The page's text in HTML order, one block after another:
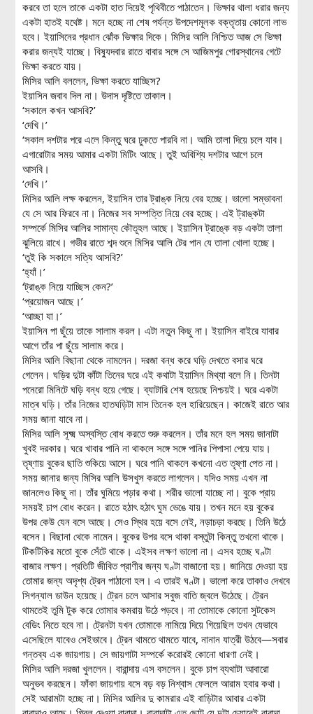
করবে তা হলে তাকে একটা হাত দিয়েই পৃথিবীতে পাঠাতেন। ভিক্ষার থালা ধরার জন্য
একটা হাতই যথেষ্ট। মনে হচ্ছে না শেষ পর্যন্ত উপদেশমূলক বক্তৃতায় কোনো লাভ
হবে। ইয়াসিনের প্রধান ঝোঁক ভিক্ষার দিকে। মিসির আলি নিশ্চিত আজ সে ভিক্ষা
করার জন্যই যাচ্ছে। বিষ্যুদবার রাতে বাবার সঙ্গে সে আজিমপুর গোরস্থানের গেটে
ভিক্ষা করতে যায়।
মিসির আলি বললেন, ভিক্ষা করতে যাচ্ছিস?
ইয়াসিন জবাব দিল না। উদাস দৃষ্টিতে তাকাল।
‘সকালে কখন আসবি?’
‘দেখি।’
‘সকাল দশটার পরে এলে কিন্তু ঘরে ঢুকতে পারবি না। আমি তালা দিয়ে চলে যাব।
এগারোটার সময় আমার একটা মিটিং আছে। তুই অবিশ্যি দশটার আগে চলে
আসবি।
‘দেখি।’
মিসির আলি লক্ষ করলেন, ইয়াসিন তার ট্রাঙ্ক নিয়ে বের হচ্ছে। ভালো সম্ভাবনা
যে সে আর ফিরবে না। নিজের সব সম্পত্তি নিয়ে বের হচ্ছে। এই ট্রাঙ্কটা
সম্পর্কে মিসির আলির সামান্য কৌতূহল আছে। ইয়াসিন ট্রাঙ্কে বড় একটা তালা
ঝুলিয়ে রাখে। গভীর রাতে শব্দ শুনে মিসির আলি টের পান যে তালা খোলা হচ্ছে।
‘তুই কি সকালে সত্যি আসবি?’
‘হ্যাঁ।’
‘ট্রাঙ্ক নিয়ে যাচ্ছিস কেন?’
‘প্রয়োজন আছে।’
‘আচ্ছা যা।’
ইয়াসিন পা ছুঁয়ে তাকে সালাম করল। এটা নতুন কিছু না। ইয়াসিন বাইরে যাবার
আগে তাঁর পা ছুঁয়ে সালাম করে।
মিসির আলি বিছানা থেকে নামলেন। দরজা বন্ধ করে ঘড়ি দেখতে বসার ঘরে
গেলেন। ঘড়ির দুটা কাঁটা তিনের ঘরে এই কথাটা ইয়াসিন মিথ্যা বলে নি। তিনটা
পনেরো মিনিটে ঘড়ি বন্ধ হয়ে গেছে। ব্যাটারি শেষ হয়েছে নিশ্চয়ই। ঘরে একটা
মাত্ৰ ঘড়ি। তাঁর নিজের হাতঘড়িটা মাস তিনেক হল হারিয়েছেন। কাজেই রাতে আর
সময় জানা যাবে না।
মিসির আলি সূক্ষ্ম অস্বস্তি বোধ করতে শুরু করলেন। তাঁর মনে হল সময় জানাটা
খুবই দরকার। ঘরে খাবার পানি না থাকলে সঙ্গে সঙ্গে পানির পিপাসা পেয়ে যায়।
তৃষ্ণায় বুকের ছাতি শুকিয়ে আসে। ঘরে পানি থাকলে কখনো এত তৃষ্ণা পেত না।
সময় জানার জন্য মিসির আলি উসখুস করতে লাগলেন। যদিও সময় এখন না
জানলেও কিছু না। তাঁর ঘুমিয়ে পড়ার কথা। শরীর ভালো যাচ্ছে না। বুকে প্রায়
সময়ই চাপ বোধ করেন। রাতে হঠাৎ হঠাৎ ঘুম ভেঙে যায়। তখন মনে হয় বুকের
উপর কেউ যেন বসে আছে। সেও স্থির হয়ে বসে নেই, নড়াচড়া করছে। তিনি উঠে
বসেন। বিছানা থেকে নামেন। বুকের উপর বসে থাকা বস্তুটা কিন্তু তখনো থাকে।
টিকটিকির মতো বুকে সেঁটে থাকে। এইসব লক্ষণ ভালো না। এসব হচ্ছে ঘণ্টা
বাজার লক্ষণ। প্রতিটি জীবিত প্রাণীর জন্য ঘণ্টা বাজানো হয়। জানিয়ে দেওয়া হয়
তোমার জন্য অদৃশ্য ট্রেন পাঠানো হল। এ তারই ঘণ্টা। ভালো করে তাকাও দেখবে
সিগন্যাল ডাউন হয়েছে। ট্রেন চলে আসার সবুজ বাতি জ্বলে উঠেছে। ট্রেন
থামতেই তুমি টুক করে তোমার কমরায় উঠে পড়বে। না তোমাকে কোনো সুটকেস
বেডিং নিতে হবে না। ট্রেনটা যখন তোমাকে নামিয়ে দিয়ে গিয়েছিল তখন যেভাবে
এসেছিলে যাবেও সেইভাবে। ট্রেন থামতে থামতে যাবে, নানান যাত্রী উঠবে—সবার
গন্তব্য এক জায়গায়। সে জায়গাটা সম্পর্কে করোরই কোনো ধারণা নেই।
মিসির আলি দরজা খুললেন। বারান্দায় এস বসলেন। বুকে চাপ ব্যথাটা আবারো
অনুভব করছেন। ফাঁকা জায়গায় বসে বড় বড় নিশ্বাস ফেললে আরাম হবার কথা।
সেই আরামটা হচ্ছে না। মিসির আলির দু কামরার এই বাড়িটার আবার একটা